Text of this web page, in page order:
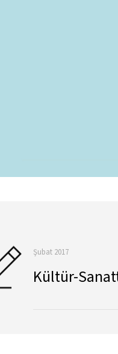
Şubat 2017
Kültür-